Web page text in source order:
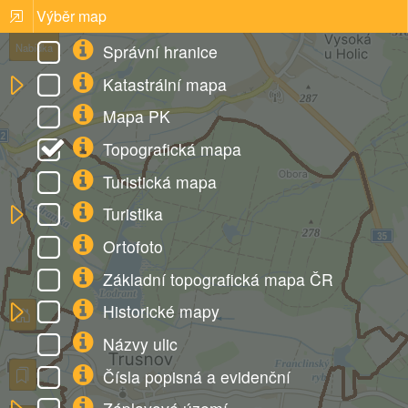
Nabídka
Výběr map
Správní hranice
Katastrální mapa
Mapa PK
Topografická mapa
Turistická mapa
Turistika
Ortofoto
Základní topografická mapa ČR
Historické mapy
Názvy ulic
Čísla popisná a evidenční